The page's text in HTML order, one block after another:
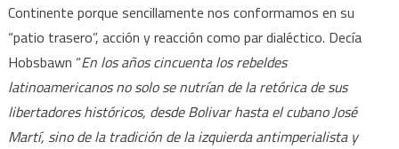
Continente porque sencillamente nos conformamos en su
“patio trasero”, acción y reacción como par dialéctico. Decía
Hobsbawn “En los años cincuenta los rebeldes
latinoamericanos no solo se nutrían de la retórica de sus
libertadores históricos, desde Bolivar hasta el cubano José
Martí, sino de la tradición de la izquierda antimperialista y